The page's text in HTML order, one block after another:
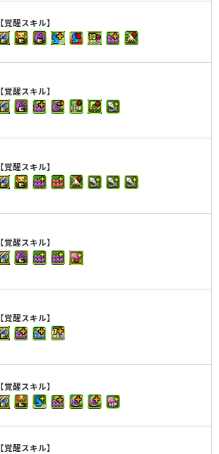
【覚醒スキル】
【覚醒スキル】
【覚醒スキル】
【覚醒スキル】
【覚醒スキル】
【覚醒スキル】
【覚醒スキル】